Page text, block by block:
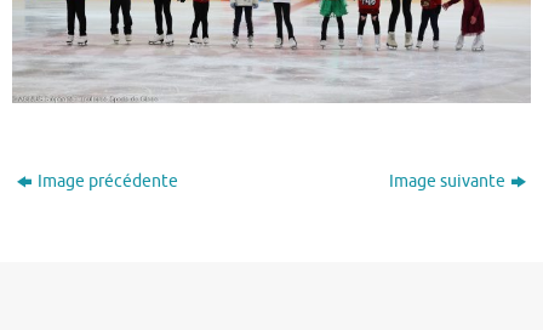
Image précédente Image suivante